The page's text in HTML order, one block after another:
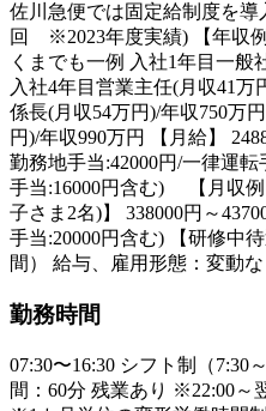
佐川急便では固定給制度を導
回 ※2023年度実績) 【年収
くまでも一例 入社1年目一般
入社4年目営業主任(月収41万
係長(月収54万円)/年収750万
円)/年収990万円 【月給】
勤務地手当:42000円/一律運
手当:16000円含む) 【月収
子さま2名)】 338000円～
手当:20000円含む) 【研修中
間） 給与、雇用形態：変動な
勤務時間
07:30〜16:30 シフト制（7:30
間：60分 残業あり ※22:00～